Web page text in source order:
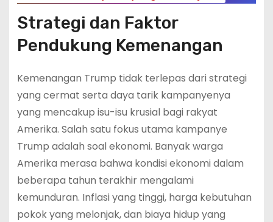
Strategi dan Faktor
Pendukung Kemenangan
Kemenangan Trump tidak terlepas dari strategi
yang cermat serta daya tarik kampanyenya
yang mencakup isu-isu krusial bagi rakyat
Amerika. Salah satu fokus utama kampanye
Trump adalah soal ekonomi. Banyak warga
Amerika merasa bahwa kondisi ekonomi dalam
beberapa tahun terakhir mengalami
kemunduran. Inflasi yang tinggi, harga kebutuhan
pokok yang melonjak, dan biaya hidup yang